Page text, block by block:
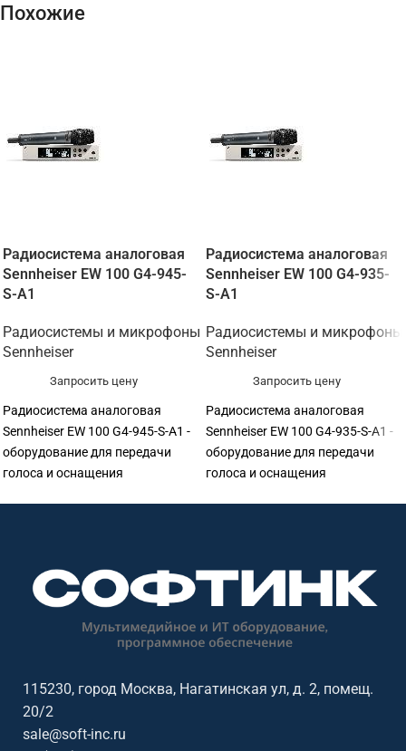
Похожие
Радиосистема аналоговая
Sennheiser EW 100 G4-945-
S-A1
Радиосистемы и микрофоны
Sennheiser
Запросить цену
Радиосистема аналоговая
Sennheiser EW 100 G4-945-S-A1 -
оборудование для передачи
голоса и оснащения
мест сотрудников. Софтинк
помогает подобрать
оборудование под задачу,
помещение, совместимость и
Sennheiser.
Радиосистема аналоговая
Sennheiser EW 100 G4-935-
S-A1
Радиосистемы и микрофоны
Sennheiser
Запросить цену
Радиосистема аналоговая
Sennheiser EW 100 G4-935-S-A1 -
оборудование для передачи
голоса и оснащения
мест сотрудников. Софтинк
помогает подобрать
оборудование под задачу,
помещение, совместимость и
115230, город Москва, Нагатинская ул, д. 2, помещ.
20/2
sale@soft-inc.ru